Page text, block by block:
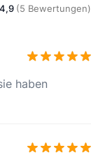
4,9 (5 Bewertungen)
haben